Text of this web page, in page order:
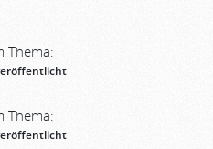
Thema:
Thema: